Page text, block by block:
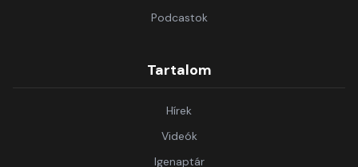
Podcastok
Tartalom
Hírek
Videók
Igenaptár